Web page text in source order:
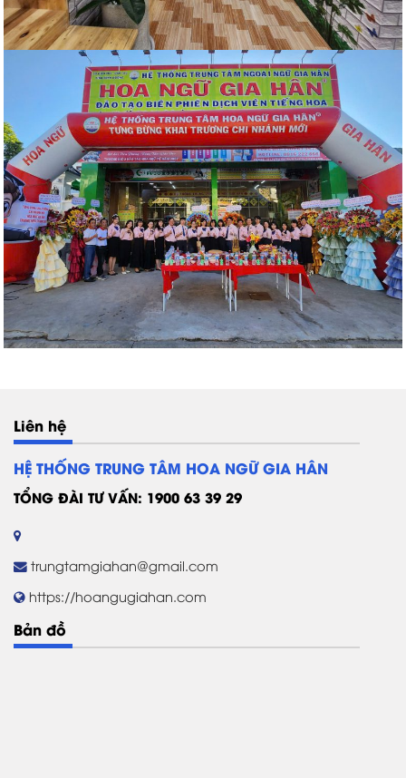
Liên hệ
HỆ THỐNG TRUNG TÂM HOA NGỮ GIA HÂN
TỔNG ĐÀI TƯ VẤN: 1900 63 39 29
trungtamgiahan@gmail.com
https://hoangugiahan.com
Bản đồ